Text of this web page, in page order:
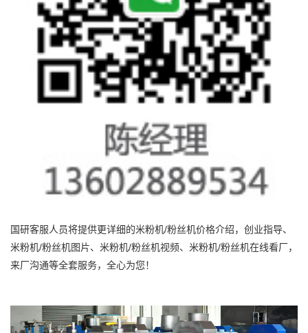
国研客服人员将提供更详细的米粉机/粉丝机价格介绍，创业指导、
米粉机/粉丝机图片、米粉机/粉丝机视频、米粉机/粉丝机在线看厂，
来厂沟通等全套服务，全心为您！